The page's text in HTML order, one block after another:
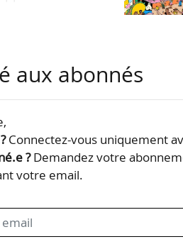
Covid-19…
aux abonnés
Connectez-vous uniquement
?Demandez votre
votre email.